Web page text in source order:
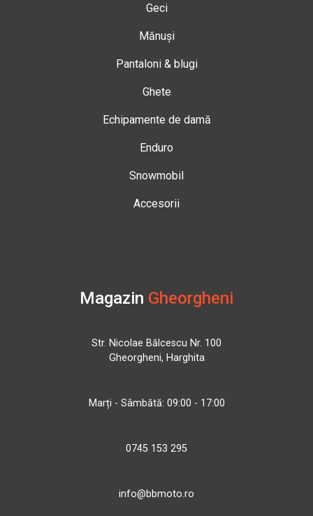
Geci
Mănuși
Pantaloni & blugi
Ghete
Echipamente de damă
Enduro
Snowmobil
Accesorii
Magazin Gheorgheni
Str. Nicolae Bălcescu Nr. 100
Gheorgheni, Harghita
Marți - Sâmbătă: 09:00 - 17:00
0745 153 295
info@bbmoto.ro